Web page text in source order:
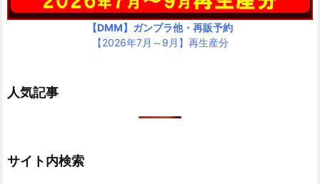
【DMM】ガンプラ他・再販予約
【2026年7月～9月】再生産分
人気記事
サイト内検索